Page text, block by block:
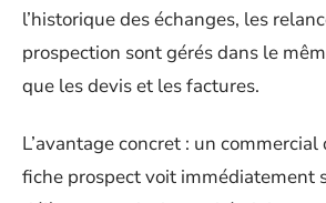
l’historique des échanges, les
prospection sont gérés dans le
que les devis et les factures.
L’avantage concret : un
fiche prospect voit immédiatement